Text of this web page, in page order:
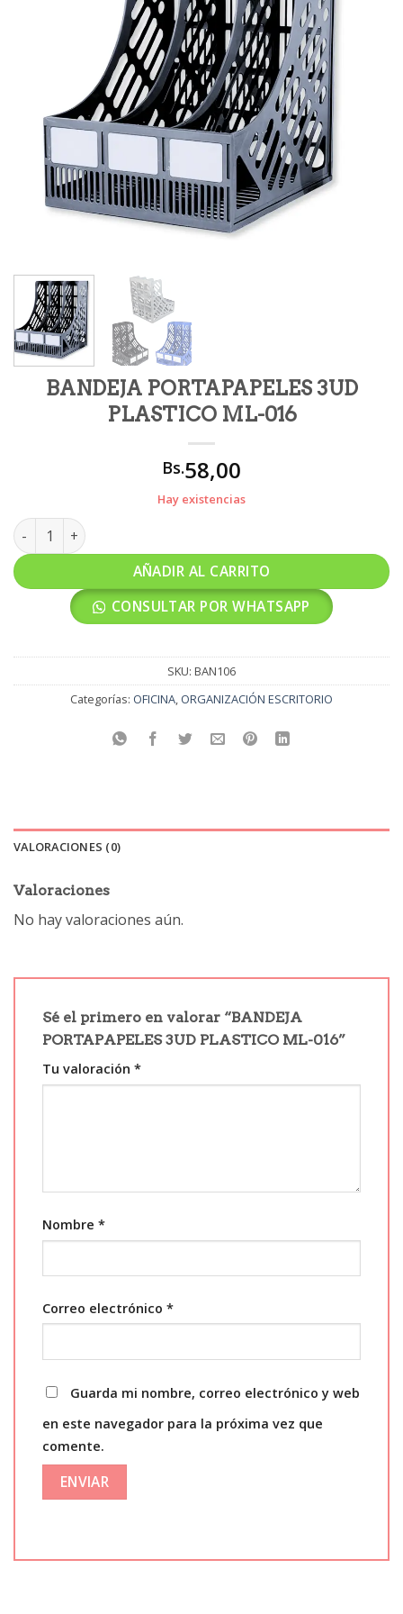
BANDEJA PORTAPAPELES 3UD
PLASTICO ML-016
Bs.58,00
Hay existencias
BANDEJA PORTAPAPELES 3UD PLASTICO ML-016 cantidad
AÑADIR AL CARRITO
CONSULTAR POR WHATSAPP
SKU: BAN106
Categorías: OFICINA, ORGANIZACIÓN ESCRITORIO
VALORACIONES (0)
Valoraciones
No hay valoraciones aún.
Sé el primero en valorar “BANDEJA
PORTAPAPELES 3UD PLASTICO ML-016”
Tu valoración *
Nombre *
Correo electrónico *
Guarda mi nombre, correo electrónico y web
en este navegador para la próxima vez que
comente.